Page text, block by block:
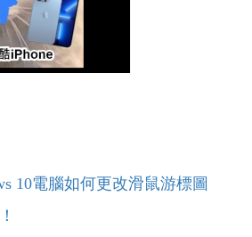
10電腦如何更改滑鼠游標圖